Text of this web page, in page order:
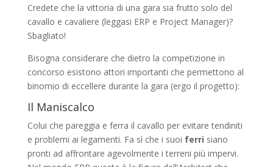
Credete che la vittoria di una gara sia frutto solo del
cavallo e cavaliere (leggasi ERP e Project Manager)?
Sbagliato!
Bisogna considerare che dietro la competizione in
concorso esistono attori importanti che permettono al
binomio di eccellere durante la gara (ergo il progetto):
Il Maniscalco
Colui che pareggia e ferra il cavallo per evitare tendiniti
e problemi ai legamenti. Fa sì che i suoi ferri siano
pronti ad affrontare agevolmente i terreni più impervi.